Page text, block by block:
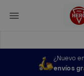
¿Nuevo
envíos